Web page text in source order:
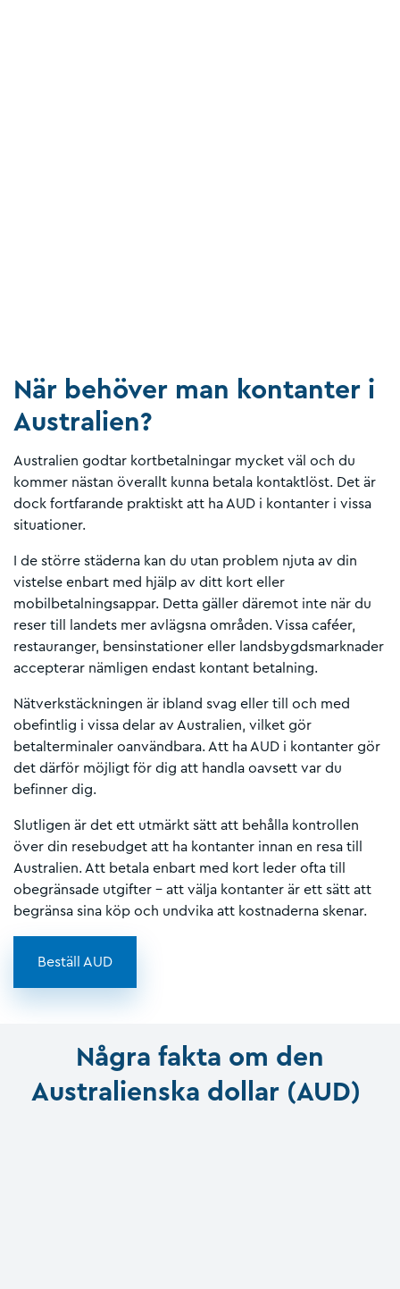
När behöver man kontanter i
Australien?
Australien godtar kortbetalningar mycket väl och du
kommer nästan överallt kunna betala kontaktlöst. Det är
dock fortfarande praktiskt att ha AUD i kontanter i vissa
situationer.
I de större städerna kan du utan problem njuta av din
vistelse enbart med hjälp av ditt kort eller
mobilbetalningsappar. Detta gäller däremot inte när du
reser till landets mer avlägsna områden. Vissa caféer,
restauranger, bensinstationer eller landsbygdsmarknader
accepterar nämligen endast kontant betalning.
Nätverkstäckningen är ibland svag eller till och med
obefintlig i vissa delar av Australien, vilket gör
betalterminaler oanvändbara. Att ha AUD i kontanter gör
det därför möjligt för dig att handla oavsett var du
befinner dig.
Slutligen är det ett utmärkt sätt att behålla kontrollen
över din resebudget att ha kontanter innan en resa till
Australien. Att betala enbart med kort leder ofta till
obegränsade utgifter – att välja kontanter är ett sätt att
begränsa sina köp och undvika att kostnaderna skenar.
Beställ AUD
Några fakta om den
Australienska dollar (AUD)